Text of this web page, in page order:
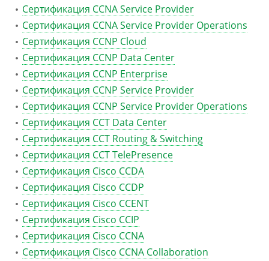
Сертификация CCNA Service Provider
Сертификация CCNA Service Provider Operations
Сертификация CCNP Cloud
Сертификация CCNP Data Center
Сертификация CCNP Enterprise
Сертификация CCNP Service Provider
Сертификация CCNP Service Provider Operations
Сертификация CCT Data Center
Сертификация CCT Routing & Switching
Сертификация CCT TelePresence
Сертификация Cisco CCDA
Сертификация Cisco CCDP
Сертификация Cisco CCENT
Сертификация Cisco CCIP
Сертификация Cisco CCNA
Сертификация Cisco CCNA Collaboration